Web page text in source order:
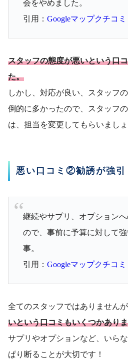
会をやめました。
引用： Googleマップクチコミ
スタッフの態度が悪いという口
た。
しかし、対応が良い、スタッフ
倒的に多かったので、スタッフ
は、担当を変更してもらいましょ
悪い口コミ②勧誘が強引
継続やサプリ、オプション
ので、事前に予算に対して
事。
引用： Googleマップクチコミ
全てのスタッフではありませんが
いという口コミもいくつかあり
サプリやオプションなど、いら
ぱり断ることが大切です！